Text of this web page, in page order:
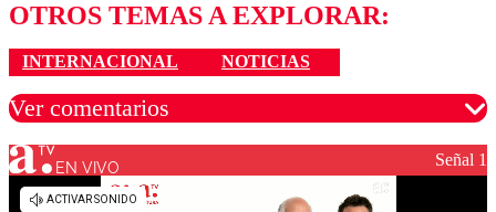
OTROS TEMAS A EXPLORAR:
INTERNACIONAL NOTICIAS
Ver comentarios
Los comentarios son moderados para garantizar un
diálogo respetuoso.
EN VIVO Señal 1